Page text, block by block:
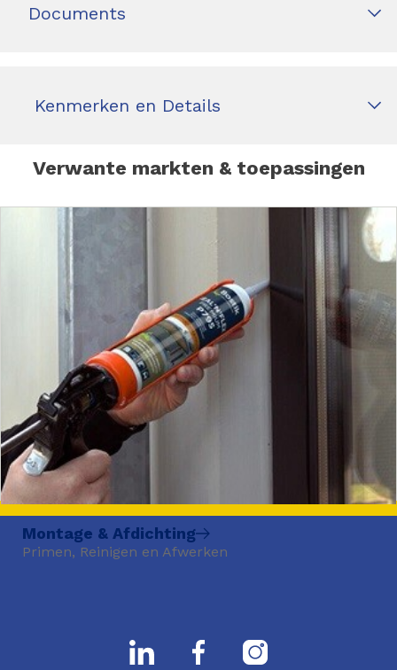
Documents
Kenmerken en Details
Verwante markten & toepassingen
Montage & Afdichting
Primen, Reinigen en Afwerken